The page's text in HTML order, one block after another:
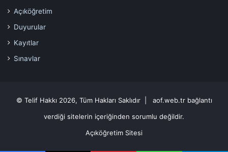
Açıköğretim
Duyurular
Kayıtlar
Sınavlar
© Telif Hakkı 2026, Tüm Hakları Saklıdır | aof.web.tr bağlantı
verdiği sitelerin içeriğinden sorumlu değildir.
Açıköğretim Sitesi